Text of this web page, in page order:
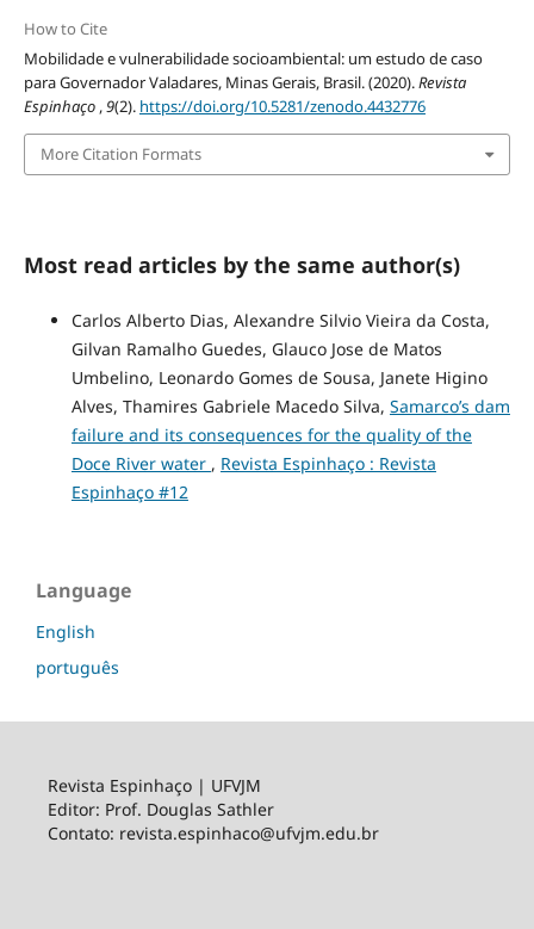
How to Cite
Mobilidade e vulnerabilidade socioambiental: um estudo de caso
para Governador Valadares, Minas Gerais, Brasil. (2020).Revista
Espinhaço ,9(2). https://doi.org/10.5281/zenodo.4432776
More Citation Formats
Most read articles by the same author(s)
Carlos Alberto Dias, Alexandre Silvio Vieira da Costa,
Gilvan Ramalho Guedes, Glauco Jose de Matos
Umbelino, Leonardo Gomes de Sousa, Janete Higino
Alves, Thamires Gabriele Macedo Silva, Samarco’s dam
failure and its consequences for the quality of the
Doce River water , Revista Espinhaço : Revista
Espinhaço #12
Language
English
português
Revista Espinhaço | UFVJM
Editor: Prof. Douglas Sathler
Contato: revista.espinhaco@ufvjm.edu.br